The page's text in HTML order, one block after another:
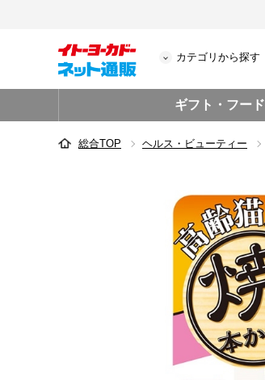
カテゴリから探す
ギフト・フード
総合TOP ヘルス・ビューティー